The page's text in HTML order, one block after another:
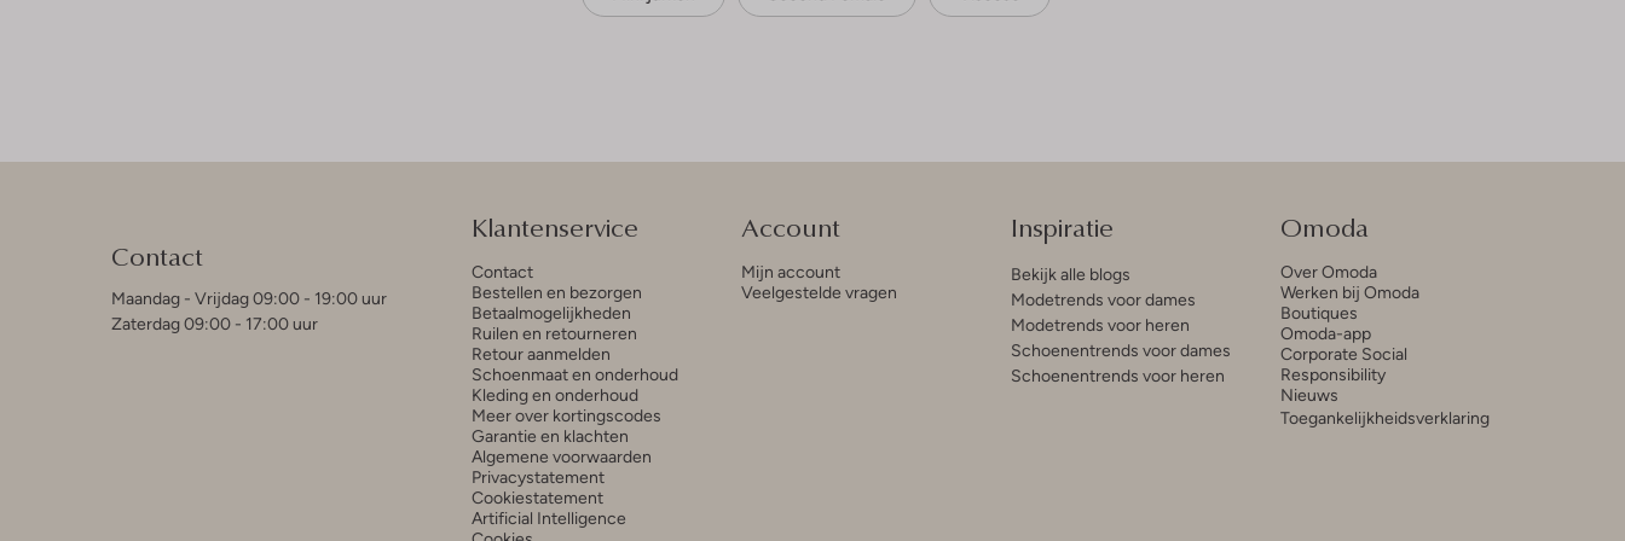
Contact
Maandag - Vrijdag 09:00 - 19:00 uur
Zaterdag 09:00 - 17:00 uur
Klantenservice
Contact
Bestellen en bezorgen
Betaalmogelijkheden
Ruilen en retourneren
Retour aanmelden
Schoenmaat en onderhoud
Kleding en onderhoud
Meer over kortingscodes
Garantie en klachten
Algemene voorwaarden
Privacystatement
Cookiestatement
Artificial Intelligence
Account
Mijn account
Veelgestelde vragen
Inspiratie
Bekijk alle blogs
Modetrends voor dames
Modetrends voor heren
Schoenentrends voor dames
Schoenentrends voor heren
Omoda
Over Omoda
Werken bij Omoda
Boutiques
Omoda-app
Corporate Social
Responsibility
Nieuws
Toegankelijkheidsverklaring